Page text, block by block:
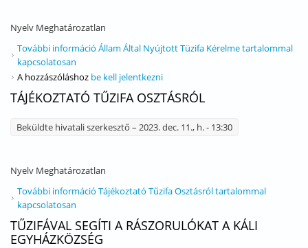
Nyelv Meghatározatlan
További információ Állam Által Nyújtott Tüzifa Kérelme tartalommal
kapcsolatosan
A hozzászóláshoz be kell jelentkezni
TÁJÉKOZTATÓ TŰZIFA OSZTÁSRÓL
Beküldte hivatali szerkesztő – 2023. dec. 11., h. - 13:30
Nyelv Meghatározatlan
További információ Tájékoztató Tűzifa Osztásról tartalommal
kapcsolatosan
TŰZIFÁVAL SEGÍTI A RÁSZORULÓKAT A KÁLI
EGYHÁZKÖZSÉG